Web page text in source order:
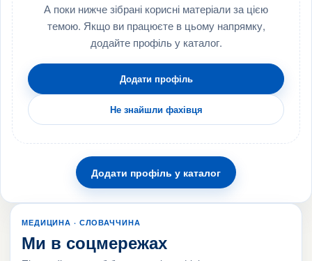
А поки нижче зібрані корисні матеріали за цією
темою. Якщо ви працюєте в цьому напрямку,
додайте профіль у каталог.
Додати профіль
Не знайшли фахівця
Додати профіль у каталог
МЕДИЦИНА · СЛОВАЧЧИНА
Ми в соцмережах